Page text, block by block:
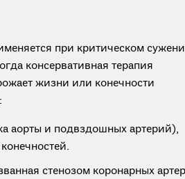
при критическом
консервативная терапия
жизни или конечности
аорты и подвздошных артерий),
стенозом коронарных